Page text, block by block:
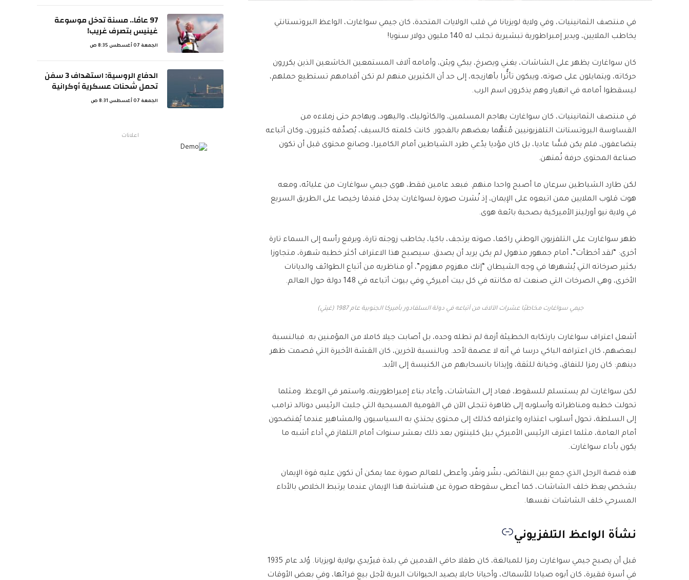
في منتصف الثمانينيات، وفي ولاية لويزيانا في قلب الولايات المتحدة، كان جيمي سواغارت، الواعظ البروتستانتي
يخاطب الملايين، ويدير إمبراطورية تبشيرية تجلب له 140 مليون دولار سنويا!
كان سواغارت يظهر على الشاشات، يغني ويصرخ، يبكي ويئن، وأمامه آلاف المستمعين الخاشعين الذين يكررون
حركاته، ويتمايلون على صوته، ويبكون تأثُّرا بأهازيجه، إلى حد أن الكثيرين منهم لم تكن أقدامهم تستطيع حملهم،
ليسقطوا أمامه في انهيار وهم يذكرون اسم الرب.
في منتصف الثمانينيات، كان سواغارت يهاجم المسلمين، والكاثوليك، واليهود، ويهاجم حتى زملاءه من
القساوسة البروتستانت التلفزيونيين مُتهِّما بعضهم بالفجور. كانت كلمته كالسيف، يُصدِّقه كثيرون، وكان أتباعه
يتضاعفون، فلم يكن قسًّا عاديا، بل كان مؤديا يدّعي طرد الشياطين أمام الكاميرا، وصانع محتوى قبل أن تكون
صناعة المحتوى حرفة تُمتهن.
لكن طارد الشياطين سرعان ما أصبح واحدا منهم. فبعد عامين فقط، هوى جيمي سواغارت من عليائه، ومعه
هوت قلوب الملايين ممن اتبعوه على الإيمان، إذ نُشرت صورة لسواغارت يدخل فندقا رخيصا على الطريق السريع
في ولاية نيو أورلينز الأميركية بصحبة بائعة هوى.
ظهر سواغارت على التلفزيون الوطني راكعا، صوته يرتجف، باكيا، يخاطب زوجته تارة، ويرفع رأسه إلى السماء تارة
أخرى: “لقد أخطأت”، أمام جمهور مذهول لم يكن يريد أن يصدق. سيصبح هذا الاعتراف أكثر خطبه شهرة، متجاوزا
بكثير صرخاته التي يُشهرها في وجه الشيطان “إنك مهزوم مهزوم”، أو مناظريه من أتباع الطوائف والديانات
الأخرى، وهي الصرخات التي صنعت له مكانته في كل بيت أميركي وفي بيوت أتباعه في 148 دولة حول العالم.
جيمي سواغارت مخاطبًا عشرات الآلاف من أتباعه في دولة السلفادور بأميركا الجنوبية عام 1987 (غيتي)
أشعل اعتراف سواغارت بارتكابه الخطيئة أزمة لم تطله وحده، بل أصابت جيلا كاملا من المؤمنين به. فبالنسبة
لبعضهم، كان اعترافه الباكي درسا في أنه لا عصمة لأحد. وبالنسبة لآخرين، كان القشة الأخيرة التي قصمت ظهر
دينهم: كان رمزا للنفاق، وخيانة للثقة، وإيذانا بانسحابهم من الكنيسة إلى الأبد.
لكن سواغارت لم يستسلم للسقوط، فعاد إلى الشاشات، وأعاد بناء إمبراطوريته، واستمر في الوعظ. ومثلما
تحولت خطبه ومناظراته وأسلوبه إلى ظاهرة تتجلى الآن في القومية المسيحية التي جلبت الرئيس دونالد ترامب
إلى السلطة، تحول أسلوب اعتذاره واعترافه كذلك إلى محتوى يحتذي به السياسيون والمشاهير عندما يُفتضحون
أمام العامة، مثلما اعترف الرئيس الأميركي بيل كلينتون بعد ذلك بعشر سنوات أمام التلفاز في أداء أشبه ما
يكون بأداء سواغارت.
هذه قصة الرجل الذي جمع بين النقائض، بشّر ونفّر، وأعطى للعالم صورة عما يمكن أن تكون عليه قوة الإيمان
بشخص يعظ خلف الشاشات، كما أعطى سقوطه صورة عن هشاشة هذا الإيمان عندما يرتبط الخلاص بالأداء
المسرحي خلف الشاشات نفسها.
نشأة الواعظ التلفزيوني
قبل أن يصبح جيمي سواغارت رمزا للمبالغة، كان طفلا حافي القدمين في بلدة فيرّيدي بولاية لويزيانا. وُلد عام 1935
في أسرة فقيرة، كان أبوه صيادا للأسماك، وأحيانا حابلا يصيد الحيوانات البرية لأجل بيع فرائها، وفي بعض الأوقات
97 عامًا.. مسنة تدخل موسوعة
غينيس بتصرف غريب!
الجمعة 07 أغسطس 8:35 ص
الدفاع الروسية: استهداف 3 سفن
تحمل شحنات عسكرية أوكرانية
الجمعة 07 أغسطس 8:31 ص
اعلانات